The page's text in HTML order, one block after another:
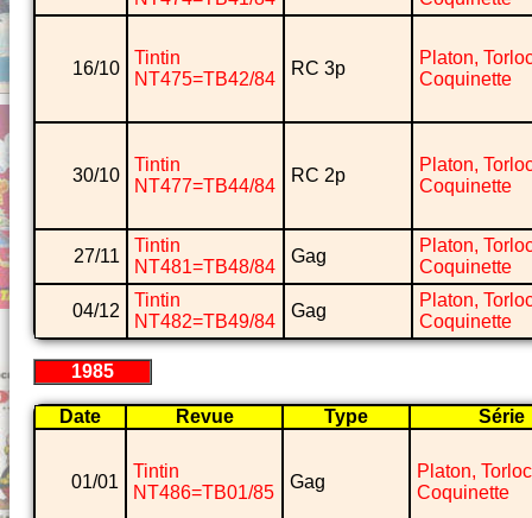
16/10
Tintin
NT475=TB42/84
RC 3p
Platon,
Coquinette
30/10
Tintin
NT477=TB44/84
RC 2p
Platon,
Coquinette
27/11
Tintin
NT481=TB48/84
Gag
Platon,
Coquinette
04/12
Tintin
NT482=TB49/84
Gag
Platon,
Coquinette
1985
Date Revue Type Série
01/01
Tintin
NT486=TB01/85
Gag
Platon,
Coquinette